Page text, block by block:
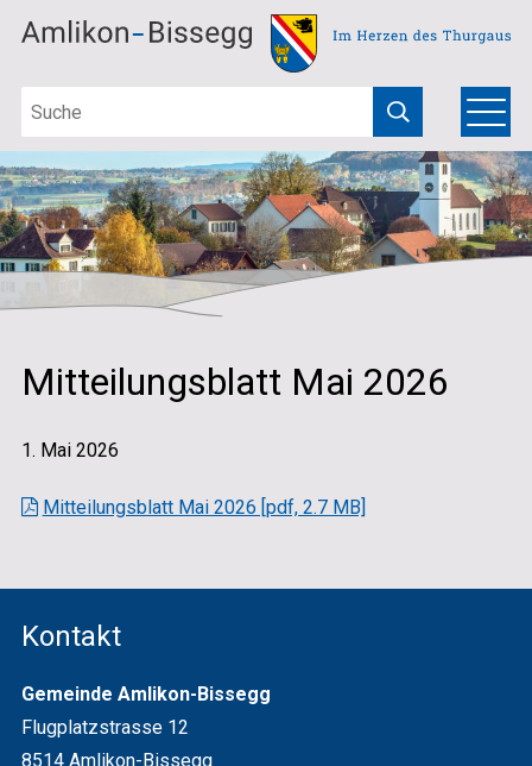
Navigieren in Amlikon-Bissegg
Schnellnavigation
Suchbegriff
Suche starten
Menu
Mitteilungsblatt Mai 2026
1. Mai 2026
Mitteilungsblatt Mai 2026 [pdf, 2.7 MB]
Footer
Kontakt
Gemeinde Amlikon-Bissegg
Flugplatz­strasse 12
8514 Amlikon-Bissegg